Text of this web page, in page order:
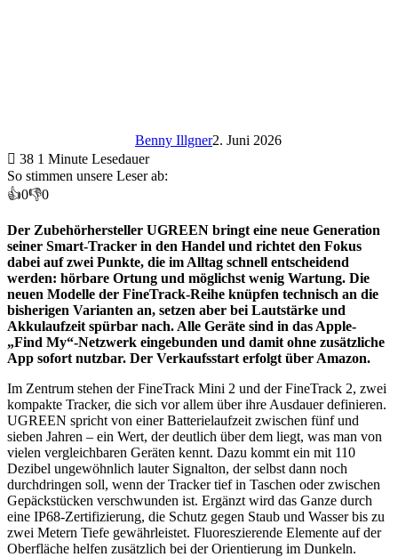
Benny Illgner2. Juni 2026
38 1 Minute Lesedauer
So stimmen unsere Leser ab:
👍0👎0
Der Zubehörhersteller UGREEN bringt eine neue Generation
seiner Smart-Tracker in den Handel und richtet den Fokus
dabei auf zwei Punkte, die im Alltag schnell entscheidend
werden: hörbare Ortung und möglichst wenig Wartung. Die
neuen Modelle der FineTrack-Reihe knüpfen technisch an die
bisherigen Varianten an, setzen aber bei Lautstärke und
Akkulaufzeit spürbar nach. Alle Geräte sind in das Apple-
„Find My“-Netzwerk eingebunden und damit ohne zusätzliche
App sofort nutzbar. Der Verkaufsstart erfolgt über Amazon.
Im Zentrum stehen der FineTrack Mini 2 und der FineTrack 2, zwei
kompakte Tracker, die sich vor allem über ihre Ausdauer definieren.
UGREEN spricht von einer Batterielaufzeit zwischen fünf und
sieben Jahren – ein Wert, der deutlich über dem liegt, was man von
vielen vergleichbaren Geräten kennt. Dazu kommt ein mit 110
Dezibel ungewöhnlich lauter Signalton, der selbst dann noch
durchdringen soll, wenn der Tracker tief in Taschen oder zwischen
Gepäckstücken verschwunden ist. Ergänzt wird das Ganze durch
eine IP68-Zertifizierung, die Schutz gegen Staub und Wasser bis zu
zwei Metern Tiefe gewährleistet. Fluoreszierende Elemente auf der
Oberfläche helfen zusätzlich bei der Orientierung im Dunkeln.